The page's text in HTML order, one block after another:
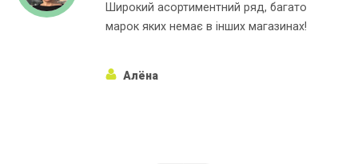
Широкий асортиментний ряд, багато
марок яких немає в інших магазинах!
Алёна